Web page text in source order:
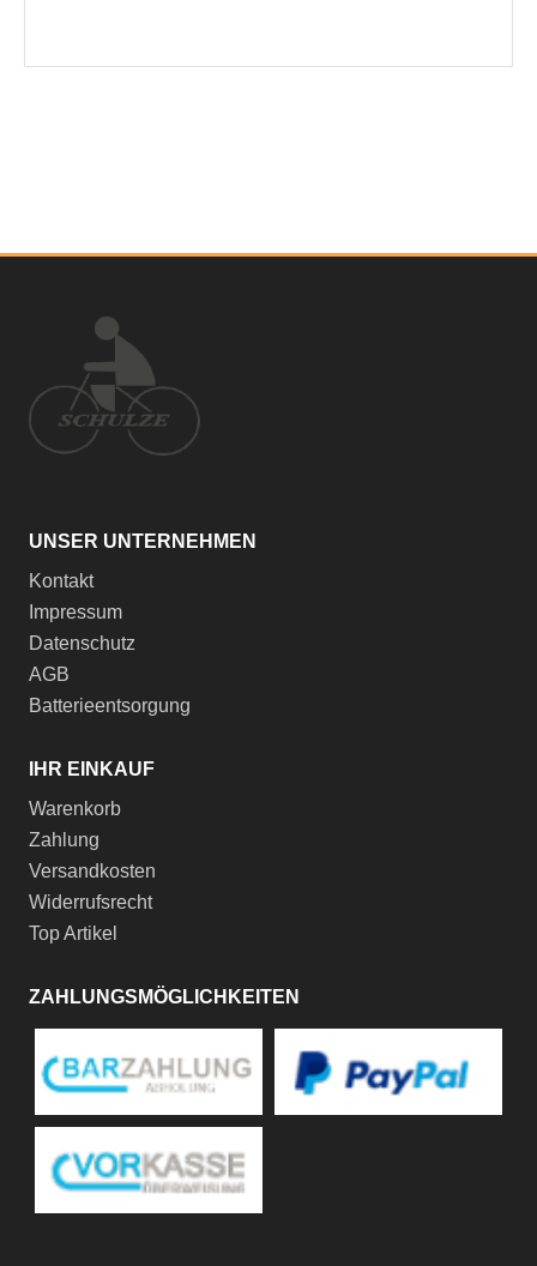
UNSER UNTERNEHMEN
Kontakt
Impressum
Datenschutz
AGB
Batterieentsorgung
IHR EINKAUF
Warenkorb
Zahlung
Versandkosten
Widerrufsrecht
Top Artikel
ZAHLUNGSMÖGLICHKEITEN